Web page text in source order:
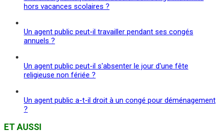
hors vacances scolaires ?
Un agent public peut-il travailler pendant ses congés
annuels ?
Un agent public peut-il s'absenter le jour d'une fête
religieuse non fériée ?
Un agent public a-t-il droit à un congé pour déménagement
?
ET AUSSI